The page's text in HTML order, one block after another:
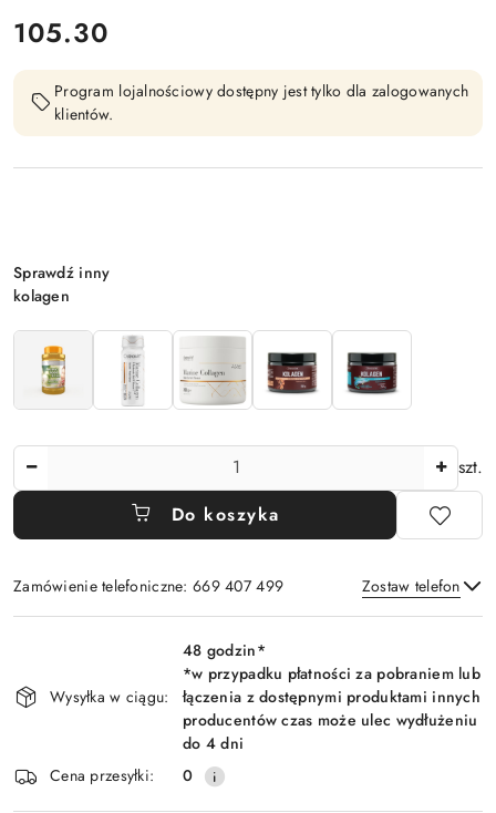
cena:
105.30
Program lojalnościowy dostępny jest tylko dla zalogowanych
klientów.
Wariant
Sprawdź inny
kolagen
szt.
Do koszyka
Zamówienie telefoniczne: 669 407 499 Zostaw telefon
Wyślij
Dostępność
dostawa
Wysyłka w ciągu:
48 godzin*
*w przypadku płatności za pobraniem lub
łączenia z dostępnymi produktami innych
producentów czas może ulec wydłużeniu
do 4 dni
Cena przesyłki:
0